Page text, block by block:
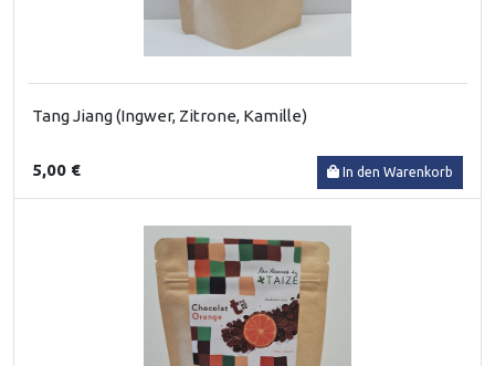
Tang Jiang (Ingwer, Zitrone, Kamille)
5,00 € In den Warenkorb